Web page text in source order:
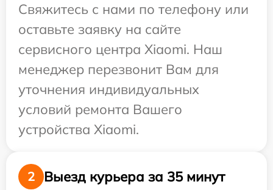
Свяжитесь с нами по телефону или
оставьте заявку на сайте
сервисного центра Xiaomi. Наш
менеджер перезвонит Вам для
уточнения индивидуальных
условий ремонта Вашего
устройства Xiaomi.
2
Выезд курьера за 35 минут